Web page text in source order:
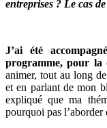
entreprises ? Le cas
J’ai été
programme, pour la
animer, tout au long
et en parlant de mon
expliqué que ma
pourquoi pas l’aborder